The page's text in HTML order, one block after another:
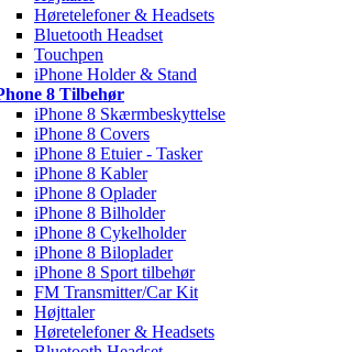
Høretelefoner & Headsets
Bluetooth Headset
Touchpen
iPhone Holder & Stand
8 Tilbehør
iPhone 8 Skærmbeskyttelse
iPhone 8 Covers
iPhone 8 Etuier - Tasker
iPhone 8 Kabler
iPhone 8 Oplader
iPhone 8 Bilholder
iPhone 8 Cykelholder
iPhone 8 Biloplader
iPhone 8 Sport tilbehør
FM Transmitter/Car Kit
Højttaler
Høretelefoner & Headsets